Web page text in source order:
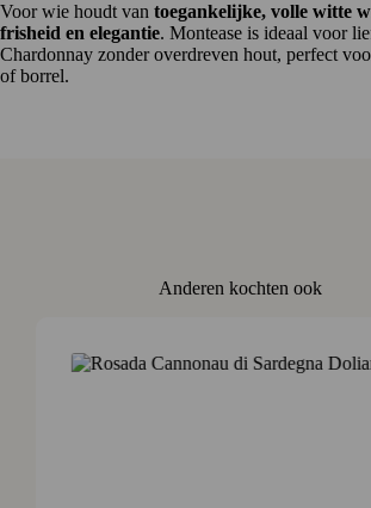
Voor wie houdt van toegankelijke, volle witte
frisheid en elegantie. Montease is ideaal voor
Chardonnay zonder overdreven hout, perfect
of borrel.
Anderen kochten ook